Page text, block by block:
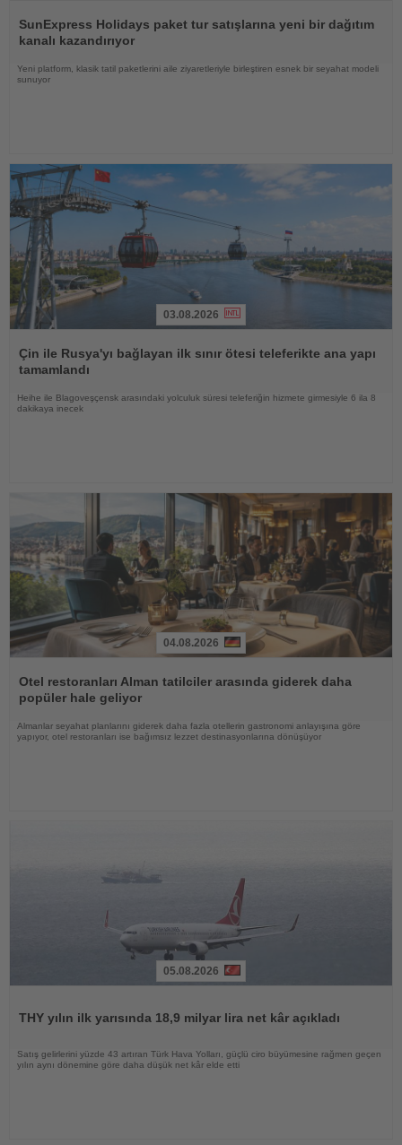
Oku
SunExpress Holidays paket tur satışlarına yeni bir dağıtım
kanalı kazandırıyor
Yeni platform, klasik tatil paketlerini aile ziyaretleriyle birleştiren esnek bir seyahat modeli
sunuyor
Oku
03.08.2026
Çin ile Rusya'yı bağlayan ilk sınır ötesi teleferikte ana yapı
tamamlandı
Heihe ile Blagoveşçensk arasındaki yolculuk süresi teleferiğin hizmete girmesiyle 6 ila 8
dakikaya inecek
Oku
04.08.2026
Otel restoranları Alman tatilciler arasında giderek daha
popüler hale geliyor
Almanlar seyahat planlarını giderek daha fazla otellerin gastronomi anlayışına göre
yapıyor, otel restoranları ise bağımsız lezzet destinasyonlarına dönüşüyor
05.08.2026
THY yılın ilk yarısında 18,9 milyar lira net kâr açıkladı
Satış gelirlerini yüzde 43 artıran Türk Hava Yolları, güçlü ciro büyümesine rağmen geçen
yılın aynı dönemine göre daha düşük net kâr elde etti